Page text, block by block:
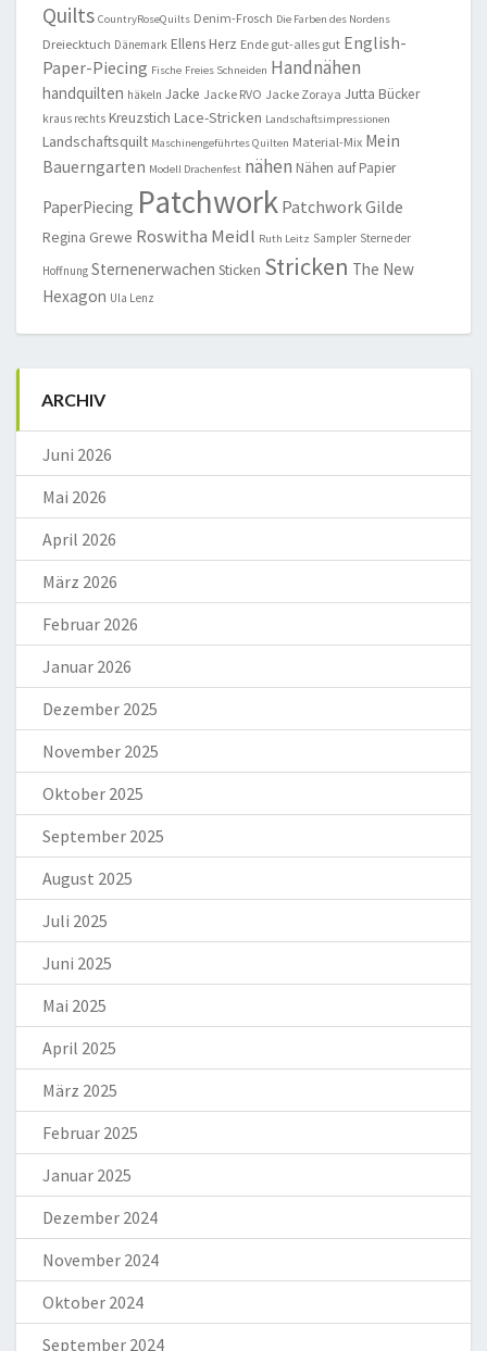
Quilts CountryRoseQuilts Denim-Frosch Die Farben des Nordens
Dreiecktuch Dänemark Ellens Herz Ende gut-alles gut English-
Paper-Piecing Fische Freies Schneiden Handnähen
handquilten häkeln Jacke Jacke RVO Jacke Zoraya Jutta Bücker
kraus rechts Kreuzstich Lace-Stricken Landschaftsimpressionen
Landschaftsquilt Maschinengeführtes Quilten Material-Mix Mein
Bauerngarten Modell Drachenfest nähen Nähen auf Papier
PaperPiecing Patchwork Patchwork Gilde
Regina Grewe Roswitha Meidl Ruth Leitz Sampler Sterne der
Hoffnung Sternenerwachen Sticken Stricken The New
Hexagon Ula Lenz
ARCHIV
Juni 2026
Mai 2026
April 2026
März 2026
Februar 2026
Januar 2026
Dezember 2025
November 2025
Oktober 2025
September 2025
August 2025
Juli 2025
Juni 2025
Mai 2025
April 2025
März 2025
Februar 2025
Januar 2025
Dezember 2024
November 2024
Oktober 2024
September 2024